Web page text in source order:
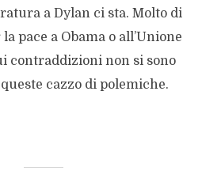
a Dylan ci sta. Molto di
pace a Obama o all’Unione
contraddizioni non si sono
cazzo di polemiche.